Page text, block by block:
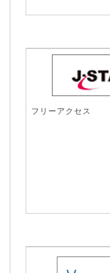
フリーアクセス